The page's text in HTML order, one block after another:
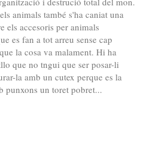
animals també s'ha caniat una
els accesoris per animals
es fan a tot arreu sense cap
la cosa va malament. Hi ha
que no tngui que ser posar-li
la amb un cutex perque es la
punxons un toret pobret...